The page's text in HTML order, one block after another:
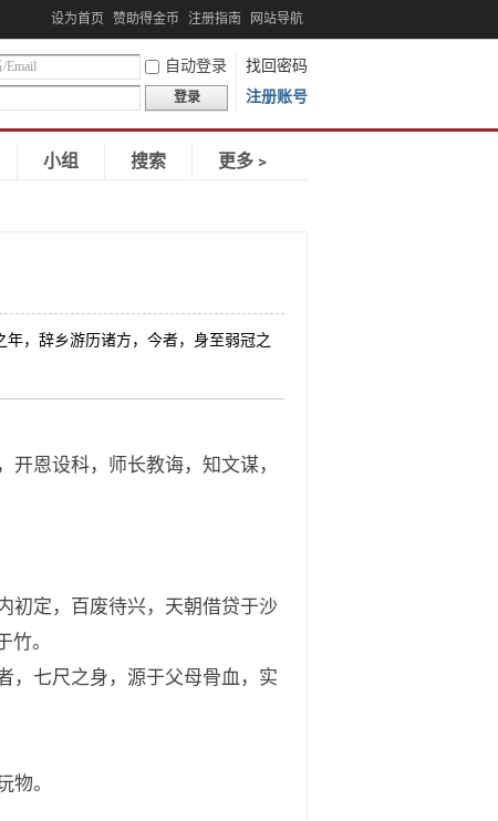
设为首页 赞助得金币 注册指南 网站导航
自动登录
找回密码
登录 注册账号
小组 搜索 更多﹥
，辞乡游历诸方，今者，身至弱冠之
恩设科，师长教诲，知文谋，
初定，百废待兴，天朝借贷于沙
。
，七尺之身，源于父母骨血，实
物。